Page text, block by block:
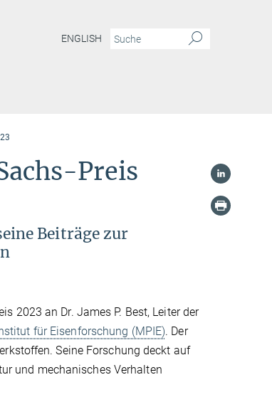
ENGLISH
Preis
Beiträge zur
2023 an Dr. James P. Best, Leiter der
für Eisenforschung (MPIE). Der
Seine Forschung deckt auf
und mechanisches Verhalten